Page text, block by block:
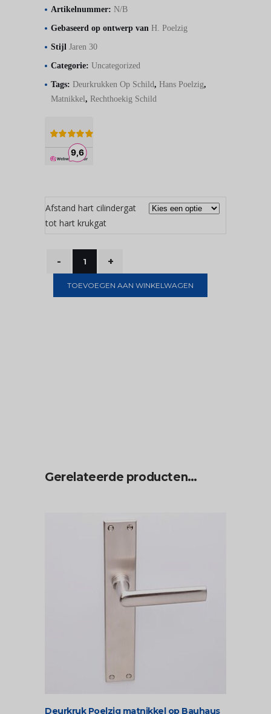
Artikelnummer: N/B
Gebaseerd op ontwerp van H. Poelzig
Stijl Jaren 30
Categorie: Uncategorized
Tags: Deurkrukken Op Schild, Hans Poelzig,
Matnikkel, Rechthoekig Schild
Afstand hart cilindergat
tot hart krukgat
TOEVOEGEN AAN WINKELWAGEN
Gerelateerde producten…
Deurkruk Poelzig matnikkel op Bauhaus